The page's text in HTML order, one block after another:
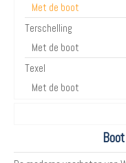
Met de boot
Terschelling
Met de boot
Texel
Met de boot